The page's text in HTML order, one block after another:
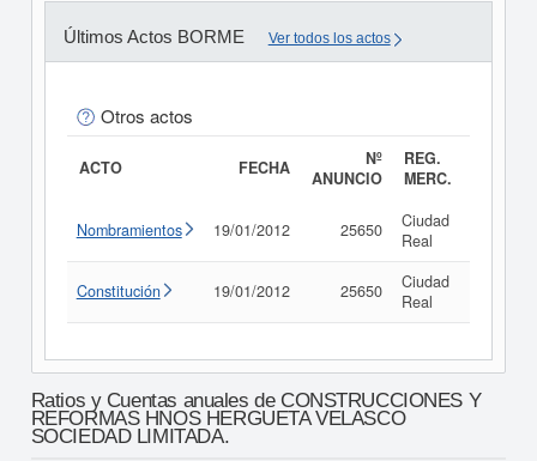
Últimos Actos BORME Ver todos los actos
Otros actos
ACTO FECHA
Nº
ANUNCIO
REG.
MERC.
Nombramientos 19/01/2012 25650
Ciudad
Real
Constitución 19/01/2012 25650
Ciudad
Real
Ratios y Cuentas anuales de CONSTRUCCIONES Y
REFORMAS HNOS HERGUETA VELASCO
SOCIEDAD LIMITADA.